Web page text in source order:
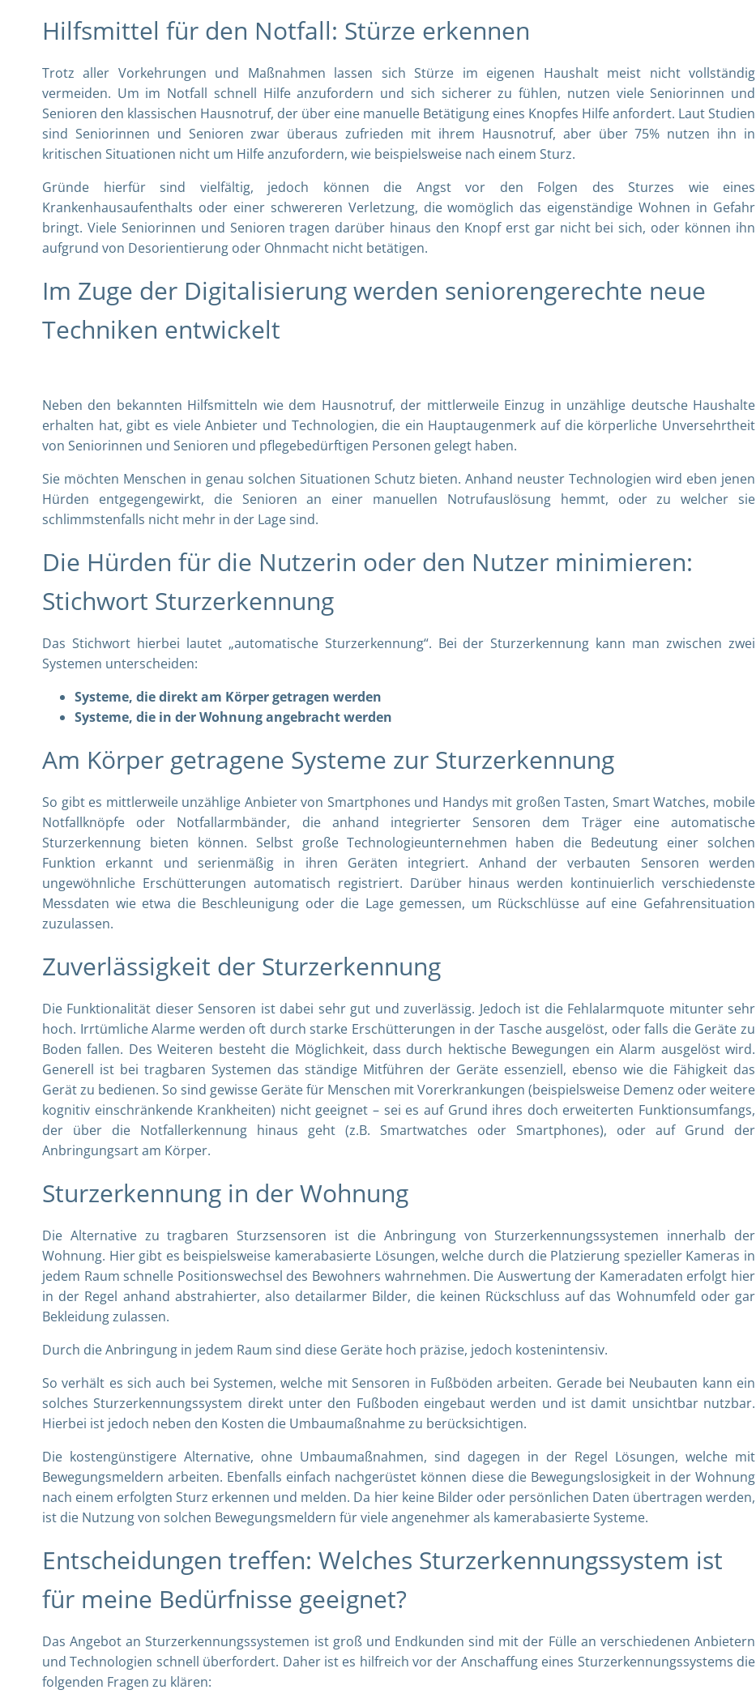
Hilfsmittel für den Notfall: Stürze erkennen
Trotz aller Vorkehrungen und Maßnahmen lassen sich Stürze im eigenen Haushalt meist nicht vollständig
vermeiden. Um im Notfall schnell Hilfe anzufordern und sich sicherer zu fühlen, nutzen viele Seniorinnen und
Senioren den klassischen Hausnotruf, der über eine manuelle Betätigung eines Knopfes Hilfe anfordert. Laut Studien
sind Seniorinnen und Senioren zwar überaus zufrieden mit ihrem Hausnotruf, aber über 75% nutzen ihn in
kritischen Situationen nicht um Hilfe anzufordern, wie beispielsweise nach einem Sturz.
Gründe hierfür sind vielfältig, jedoch können die Angst vor den Folgen des Sturzes wie eines
Krankenhausaufenthalts oder einer schwereren Verletzung, die womöglich das eigenständige Wohnen in Gefahr
bringt. Viele Seniorinnen und Senioren tragen darüber hinaus den Knopf erst gar nicht bei sich, oder können ihn
aufgrund von Desorientierung oder Ohnmacht nicht betätigen.
Im Zuge der Digitalisierung werden seniorengerechte neue
Techniken entwickelt
Neben den bekannten Hilfsmitteln wie dem Hausnotruf, der mittlerweile Einzug in unzählige deutsche Haushalte
erhalten hat, gibt es viele Anbieter und Technologien, die ein Hauptaugenmerk auf die körperliche Unversehrtheit
von Seniorinnen und Senioren und pflegebedürftigen Personen gelegt haben.
Sie möchten Menschen in genau solchen Situationen Schutz bieten. Anhand neuster Technologien wird eben jenen
Hürden entgegengewirkt, die Senioren an einer manuellen Notrufauslösung hemmt, oder zu welcher sie
schlimmstenfalls nicht mehr in der Lage sind.
Die Hürden für die Nutzerin oder den Nutzer minimieren:
Stichwort Sturzerkennung
Das Stichwort hierbei lautet „automatische Sturzerkennung“. Bei der Sturzerkennung kann man zwischen zwei
Systemen unterscheiden:
Systeme, die direkt am Körper getragen werden
Systeme, die in der Wohnung angebracht werden
Am Körper getragene Systeme zur Sturzerkennung
So gibt es mittlerweile unzählige Anbieter von Smartphones und Handys mit großen Tasten, Smart Watches, mobile
Notfallknöpfe oder Notfallarmbänder, die anhand integrierter Sensoren dem Träger eine automatische
Sturzerkennung bieten können. Selbst große Technologieunternehmen haben die Bedeutung einer solchen
Funktion erkannt und serienmäßig in ihren Geräten integriert. Anhand der verbauten Sensoren werden
ungewöhnliche Erschütterungen automatisch registriert. Darüber hinaus werden kontinuierlich verschiedenste
Messdaten wie etwa die Beschleunigung oder die Lage gemessen, um Rückschlüsse auf eine Gefahrensituation
zuzulassen.
Zuverlässigkeit der Sturzerkennung
Die Funktionalität dieser Sensoren ist dabei sehr gut und zuverlässig. Jedoch ist die Fehlalarmquote mitunter sehr
hoch. Irrtümliche Alarme werden oft durch starke Erschütterungen in der Tasche ausgelöst, oder falls die Geräte zu
Boden fallen. Des Weiteren besteht die Möglichkeit, dass durch hektische Bewegungen ein Alarm ausgelöst wird.
Generell ist bei tragbaren Systemen das ständige Mitführen der Geräte essenziell, ebenso wie die Fähigkeit das
Gerät zu bedienen. So sind gewisse Geräte für Menschen mit Vorerkrankungen (beispielsweise Demenz oder weitere
kognitiv einschränkende Krankheiten) nicht geeignet – sei es auf Grund ihres doch erweiterten Funktionsumfangs,
der über die Notfallerkennung hinaus geht (z.B. Smartwatches oder Smartphones), oder auf Grund der
Anbringungsart am Körper.
Sturzerkennung in der Wohnung
Die Alternative zu tragbaren Sturzsensoren ist die Anbringung von Sturzerkennungssystemen innerhalb der
Wohnung. Hier gibt es beispielsweise kamerabasierte Lösungen, welche durch die Platzierung spezieller Kameras in
jedem Raum schnelle Positionswechsel des Bewohners wahrnehmen. Die Auswertung der Kameradaten erfolgt hier
in der Regel anhand abstrahierter, also detailarmer Bilder, die keinen Rückschluss auf das Wohnumfeld oder gar
Bekleidung zulassen.
Durch die Anbringung in jedem Raum sind diese Geräte hoch präzise, jedoch kostenintensiv.
So verhält es sich auch bei Systemen, welche mit Sensoren in Fußböden arbeiten. Gerade bei Neubauten kann ein
solches Sturzerkennungssystem direkt unter den Fußboden eingebaut werden und ist damit unsichtbar nutzbar.
Hierbei ist jedoch neben den Kosten die Umbaumaßnahme zu berücksichtigen.
Die kostengünstigere Alternative, ohne Umbaumaßnahmen, sind dagegen in der Regel Lösungen, welche mit
Bewegungsmeldern arbeiten. Ebenfalls einfach nachgerüstet können diese die Bewegungslosigkeit in der Wohnung
nach einem erfolgten Sturz erkennen und melden. Da hier keine Bilder oder persönlichen Daten übertragen werden,
ist die Nutzung von solchen Bewegungsmeldern für viele angenehmer als kamerabasierte Systeme.
Entscheidungen treffen: Welches Sturzerkennungssystem ist
für meine Bedürfnisse geeignet?
Das Angebot an Sturzerkennungssystemen ist groß und Endkunden sind mit der Fülle an verschiedenen Anbietern
und Technologien schnell überfordert. Daher ist es hilfreich vor der Anschaffung eines Sturzerkennungssystems die
folgenden Fragen zu klären: